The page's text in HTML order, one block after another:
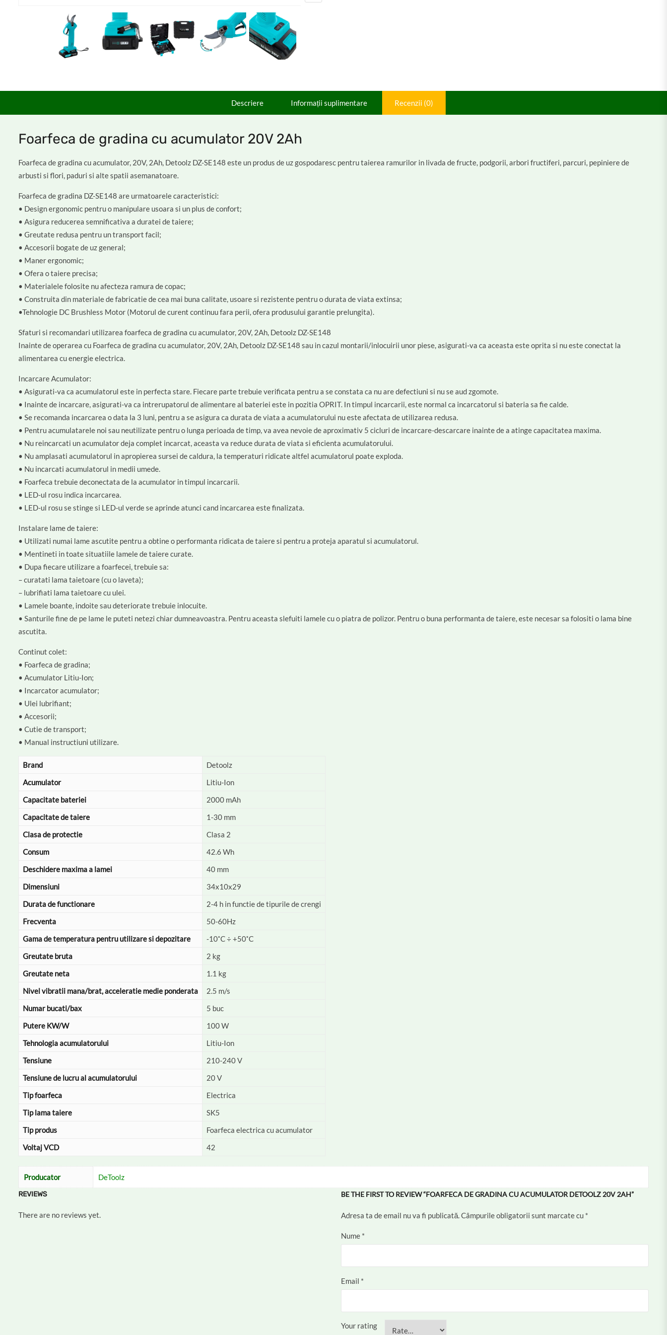
Descriere Informații suplimentare Recenzii (0)
Foarfeca de gradina cu acumulator 20V 2Ah
Foarfeca de gradina cu acumulator, 20V, 2Ah, Detoolz DZ-SE148 este un produs de uz gospodaresc pentru taierea ramurilor in livada de fructe, podgorii, arbori fructiferi, parcuri, pepiniere de
arbusti si flori, paduri si alte spatii asemanatoare.
Foarfeca de gradina DZ-SE148 are urmatoarele caracteristici:
• Design ergonomic pentru o manipulare usoara si un plus de confort;
• Asigura reducerea semnificativa a duratei de taiere;
• Greutate redusa pentru un transport facil;
• Accesorii bogate de uz general;
• Maner ergonomic;
• Ofera o taiere precisa;
• Materialele folosite nu afecteza ramura de copac;
• Construita din materiale de fabricatie de cea mai buna calitate, usoare si rezistente pentru o durata de viata extinsa;
•Tehnologie DC Brushless Motor (Motorul de curent continuu fara perii, ofera produsului garantie prelungita).
Sfaturi si recomandari utilizarea foarfeca de gradina cu acumulator, 20V, 2Ah, Detoolz DZ-SE148
Inainte de operarea cu Foarfeca de gradina cu acumulator, 20V, 2Ah, Detoolz DZ-SE148 sau in cazul montarii/inlocuirii unor piese, asigurati-va ca aceasta este oprita si nu este conectat la
alimentarea cu energie electrica.
Incarcare Acumulator:
• Asigurati-va ca acumulatorul este in perfecta stare. Fiecare parte trebuie verificata pentru a se constata ca nu are defectiuni si nu se aud zgomote.
• Inainte de incarcare, asigurati-va ca intrerupatorul de alimentare al bateriei este in pozitia OPRIT. In timpul incarcarii, este normal ca incarcatorul si bateria sa fie calde.
• Se recomanda incarcarea o data la 3 luni, pentru a se asigura ca durata de viata a acumulatorului nu este afectata de utilizarea redusa.
• Pentru acumulatarele noi sau neutilizate pentru o lunga perioada de timp, va avea nevoie de aproximativ 5 cicluri de incarcare-descarcare inainte de a atinge capacitatea maxima.
• Nu reincarcati un acumulator deja complet incarcat, aceasta va reduce durata de viata si eficienta acumulatorului.
• Nu amplasati acumulatorul in apropierea sursei de caldura, la temperaturi ridicate altfel acumulatorul poate exploda.
• Nu incarcati acumulatorul in medii umede.
• Foarfeca trebuie deconectata de la acumulator in timpul incarcarii.
• LED-ul rosu indica incarcarea.
• LED-ul rosu se stinge si LED-ul verde se aprinde atunci cand incarcarea este finalizata.
Instalare lame de taiere:
• Utilizati numai lame ascutite pentru a obtine o performanta ridicata de taiere si pentru a proteja aparatul si acumulatorul.
• Mentineti in toate situatiile lamele de taiere curate.
• Dupa fiecare utilizare a foarfecei, trebuie sa:
– curatati lama taietoare (cu o laveta);
– lubrifiati lama taietoare cu ulei.
• Lamele boante, indoite sau deteriorate trebuie inlocuite.
• Santurile fine de pe lame le puteti netezi chiar dumneavoastra. Pentru aceasta slefuiti lamele cu o piatra de polizor. Pentru o buna performanta de taiere, este necesar sa folositi o lama bine
ascutita.
Continut colet:
• Foarfeca de gradina;
• Acumulator Litiu-Ion;
• Incarcator acumulator;
• Ulei lubrifiant;
• Accesorii;
• Cutie de transport;
• Manual instructiuni utilizare.
Brand
Detoolz
Acumulator
Litiu-Ion
Capacitate bateriei
2000 mAh
Capacitate de taiere
1-30 mm
Clasa de protectie
Clasa 2
Consum
42.6 Wh
Deschidere maxima a lamei
40 mm
Dimensiuni
34x10x29
Durata de functionare
2-4 h in functie de tipurile de crengi
Frecventa
50-60Hz
Gama de temperatura pentru utilizare si depozitare
-10˚C ÷ +50˚C
Greutate bruta
2 kg
Greutate neta
1.1 kg
Nivel vibratii mana/brat, acceleratie medie ponderata
2.5 m/s
Numar bucati/bax
5 buc
Putere KW/W
100 W
Tehnologia acumulatorului
Litiu-Ion
Tensiune
210-240 V
Tensiune de lucru al acumulatorului
20 V
Tip foarfeca
Electrica
Tip lama taiere
SK5
Tip produs
Foarfeca electrica cu acumulator
Voltaj VCD
42
Producator DeToolz
REVIEWS
There are no reviews yet.
BE THE FIRST TO REVIEW “FOARFECA DE GRADINA CU ACUMULATOR DETOOLZ 20V 2AH”
Adresa ta de email nu va fi publicată.Câmpurile obligatorii sunt marcate cu *
Nume *
Email *
Your rating